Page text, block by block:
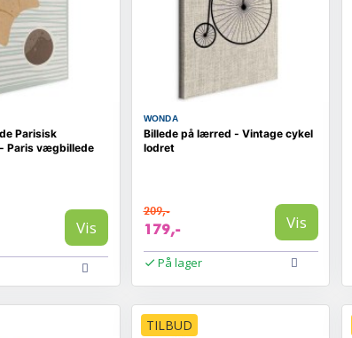
Parisisk
Paris vægbillede
Vis
WONDA
Billede på lærred - Vintage cykel
lodret
209,-
179,- Vis
På lager
TILBUD